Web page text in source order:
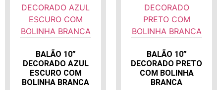
BALÃO 10”
DECORADO AZUL
ESCURO COM
BOLINHA BRANCA
BALÃO 10”
DECORADO PRETO
COM BOLINHA
BRANCA